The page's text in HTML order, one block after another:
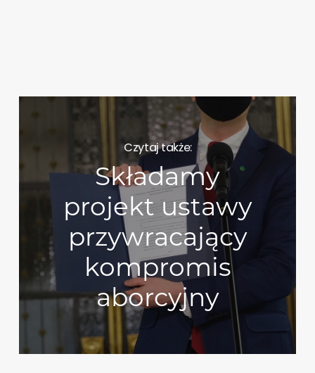
Czytaj także:
Składamy
projekt ustawy
przywracający
kompromis
aborcyjny